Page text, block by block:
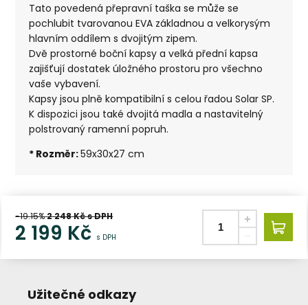
Tato povedená přepravní taška se může se
pochlubit tvarovanou EVA základnou a velkorysým
hlavním oddílem s dvojitým zipem.
Dvě prostorné boční kapsy a velká přední kapsa
zajišťují dostatek úložného prostoru pro všechno
vaše vybavení.
Kapsy jsou plně kompatibilní s celou řadou Solar SP.
K dispozici jsou také dvojitá madla a nastavitelný
polstrovaný ramenní popruh.
* Rozměr:59x30x27 cm
-19.15%2 248Kč s DPH
2 199 Kč s DPH
Užitečné odkazy